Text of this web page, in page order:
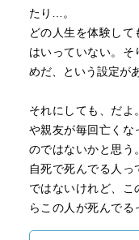
たり…。
どの人生を体験し
はいっていない。
めだ、という設定が
それにしても、だ
や親友が毎回亡くな
のではないかと思う
自死で死んでる人
ではないけれど、こ
らこの人が死んで